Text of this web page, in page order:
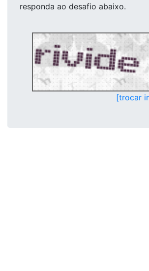
responda ao desafio abaixo.
[trocar